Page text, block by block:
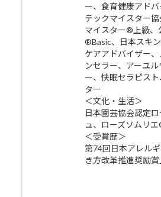
ー、食育健康アド
テックマイスター
マイスター®上級、
®Basic、日本スキ
ケアアドバイザー
ンセラー、アーユ
ー、快眠セラピス
ター
＜文化・生活＞
日本園芸協会認定
ュ、ローズソムリエ
＜受賞歴＞
第74回日本アレル
き方改革推進奨励